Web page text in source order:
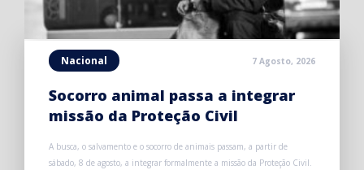
Nacional 7 Agosto, 2026
Socorro animal passa a integrar
missão da Proteção Civil
A busca, o salvamento e o socorro de animais passam, a partir de
sábado, 8 de agosto, a integrar formalmente a missão da Proteção Civil.